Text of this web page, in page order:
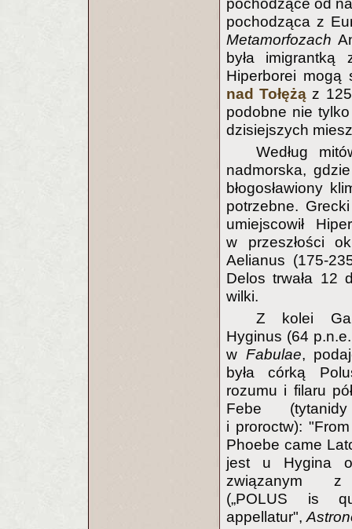
pochodząca z
Metamorfozach
była
Hiperborei
nad Tołężą z
podobne nie
dzisiejszych
Według
nadmorska,
błogosławiony
potrzebne.
umiejscowił
w przeszłości
Aelianus (175-
Delos trwała 12
wilki.
Z kolei
Hyginus (64
w Fabulae,
była córką
rozumu i filaru
Febe
i proroctw):
Phoebe came
jest u Hygina
związanym z
(„POLUS is
appellatur",